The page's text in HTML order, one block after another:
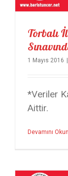
Torbalı
1 Mayıs 2016
*Veriler
Aittir.
Devamını